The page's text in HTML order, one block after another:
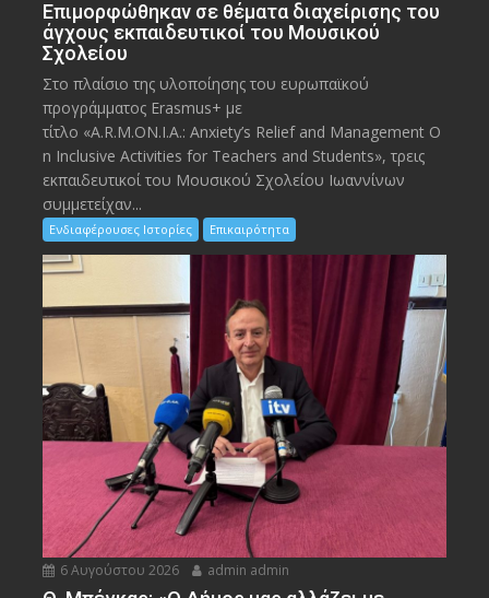
Eπιμορφώθηκαν σε θέματα διαχείρισης του
άγχους εκπαιδευτικοί του Μουσικού
Σχολείου
Στο πλαίσιο της υλοποίησης του ευρωπαϊκού
προγράμματος Erasmus+ με
τίτλο «A.R.M.ON.I.A.: Anxiety’s Relief and Management O
n Inclusive Activities for Teachers and Students», τρεις
εκπαιδευτικοί του Μουσικού Σχολείου Ιωαννίνων
συμμετείχαν...
Ενδιαφέρουσες Ιστορίες Επικαιρότητα
6 Αυγούστου 2026 admin admin